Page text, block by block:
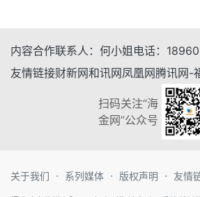
内容合作联系人： 何小姐 电话：
友情链接财新网和讯网凤凰网腾讯网-
扫码关注“海
金网”公众号
关于我们 · 系列媒体 · 版权声明 · 友情